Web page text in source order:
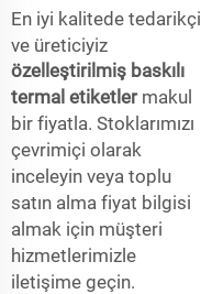
En iyi kalitede tedarikçi
ve üreticiyiz
özelleştirilmiş baskılı
termal etiketler makul
bir fiyatla. Stoklarımızı
çevrimiçi olarak
inceleyin veya toplu
satın alma fiyat bilgisi
almak için müşteri
hizmetlerimizle
iletişime geçin.